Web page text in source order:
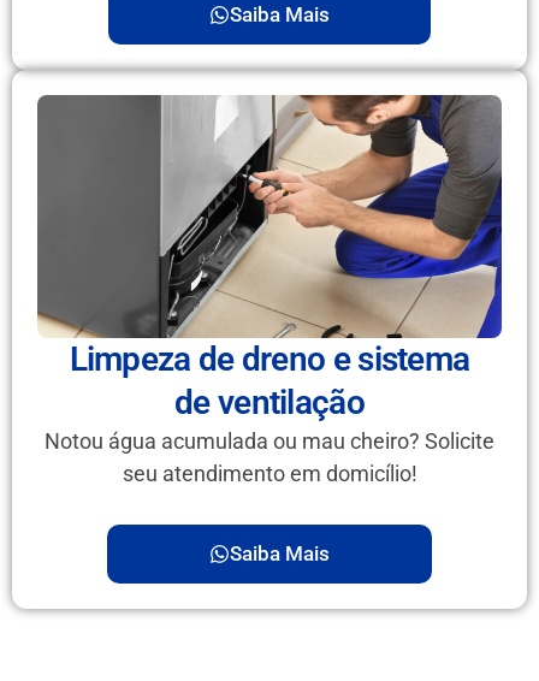
Saiba Mais
Limpeza de dreno e sistema
de ventilação
Notou água acumulada ou mau cheiro? Solicite
seu atendimento em domicílio!
Saiba Mais